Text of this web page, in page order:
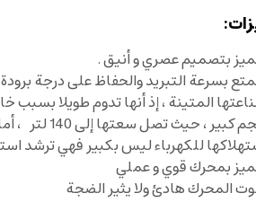
بتصميم عصري و أنيق .
بسرعة التبريد والحفاظ على درجة
المتينة ، إذ أنها تدوم طويلا بسبب
حيث تصل سعتها إلى 140 لتر ، أما سعتها الصافية هي 110 لتر ، و مناسبة لاحتواء الكثير من المواد الغذائية والخضروات والفواكه
للكهرباء ليس بكبير فهي ترشد
بمحرك قوي و عملي
المحرك هادئ ولا يثير الضجة